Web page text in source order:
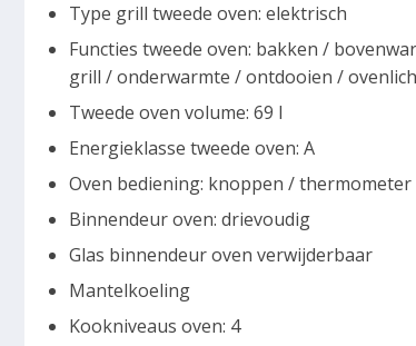
Type grill tweede oven: elektrisch
Functies tweede oven: bakken /
grill / onderwarmte / ontdooien /
Tweede oven volume: 69 l
Energieklasse tweede oven: A
Oven bediening: knoppen / thermometer
Binnendeur oven: drievoudig
Glas binnendeur oven verwijderbaar
Mantelkoeling
Kookniveaus oven: 4